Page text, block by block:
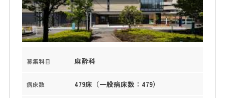
募集科目 麻酔科
病床数 479床（一般病床数：479）